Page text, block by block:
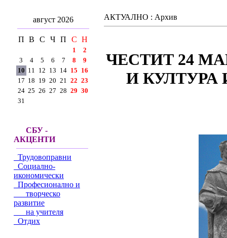
август 2026
П В С Ч П С Н
1
2
3
4 5 6 7 8
9
10 11 12 13 14 15 16
17 18 19 20 21 22 23
24 25 26 27 28 29 30
31
СБУ -
АКЦЕНТИ
Трудовоправни
Социално-
икономически
Професионално и
творческо
развитие
на учителя
Отдих
АКТУАЛНО : Архив
ЧЕСТИТ 24
И